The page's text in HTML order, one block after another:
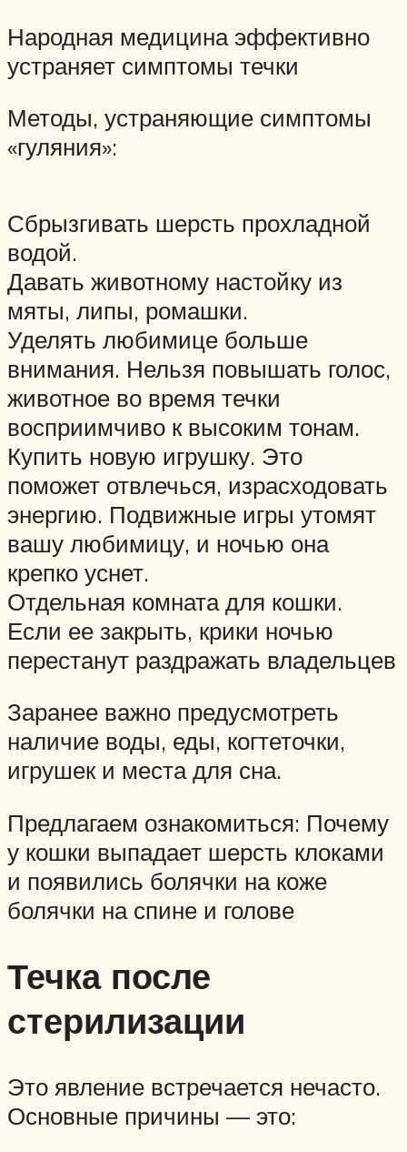
Народная медицина эффективно
устраняет симптомы течки
Методы, устраняющие симптомы
«гуляния»:
Сбрызгивать шерсть прохладной
водой.
Давать животному настойку из
мяты, липы, ромашки.
Уделять любимице больше
внимания. Нельзя повышать голос,
животное во время течки
восприимчиво к высоким тонам.
Купить новую игрушку. Это
поможет отвлечься, израсходовать
энергию. Подвижные игры утомят
вашу любимицу, и ночью она
крепко уснет.
Отдельная комната для кошки.
Если ее закрыть, крики ночью
перестанут раздражать владельцев
Заранее важно предусмотреть
наличие воды, еды, когтеточки,
игрушек и места для сна.
Предлагаем ознакомиться: Почему
у кошки выпадает шерсть клоками
и появились болячки на коже
болячки на спине и голове
Течка после
стерилизации
Это явление встречается нечасто.
Основные причины — это: